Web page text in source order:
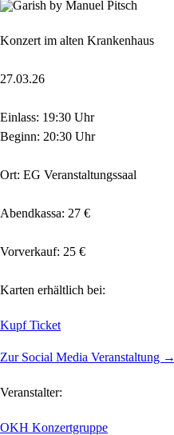
Konzert im alten Krankenhaus
27.03.26
Einlass: 19:30 Uhr
Beginn: 20:30 Uhr
Ort: EG Veranstaltungssaal
Abendkassa: 27 €
Vorverkauf: 25 €
Karten erhältlich bei:
Kupf Ticket
Zur Social Media Veranstaltung →
Veranstalter:
OKH Konzertgruppe